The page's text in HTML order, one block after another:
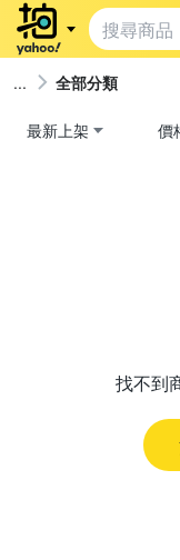
全部分類
最新上架 價
找不到